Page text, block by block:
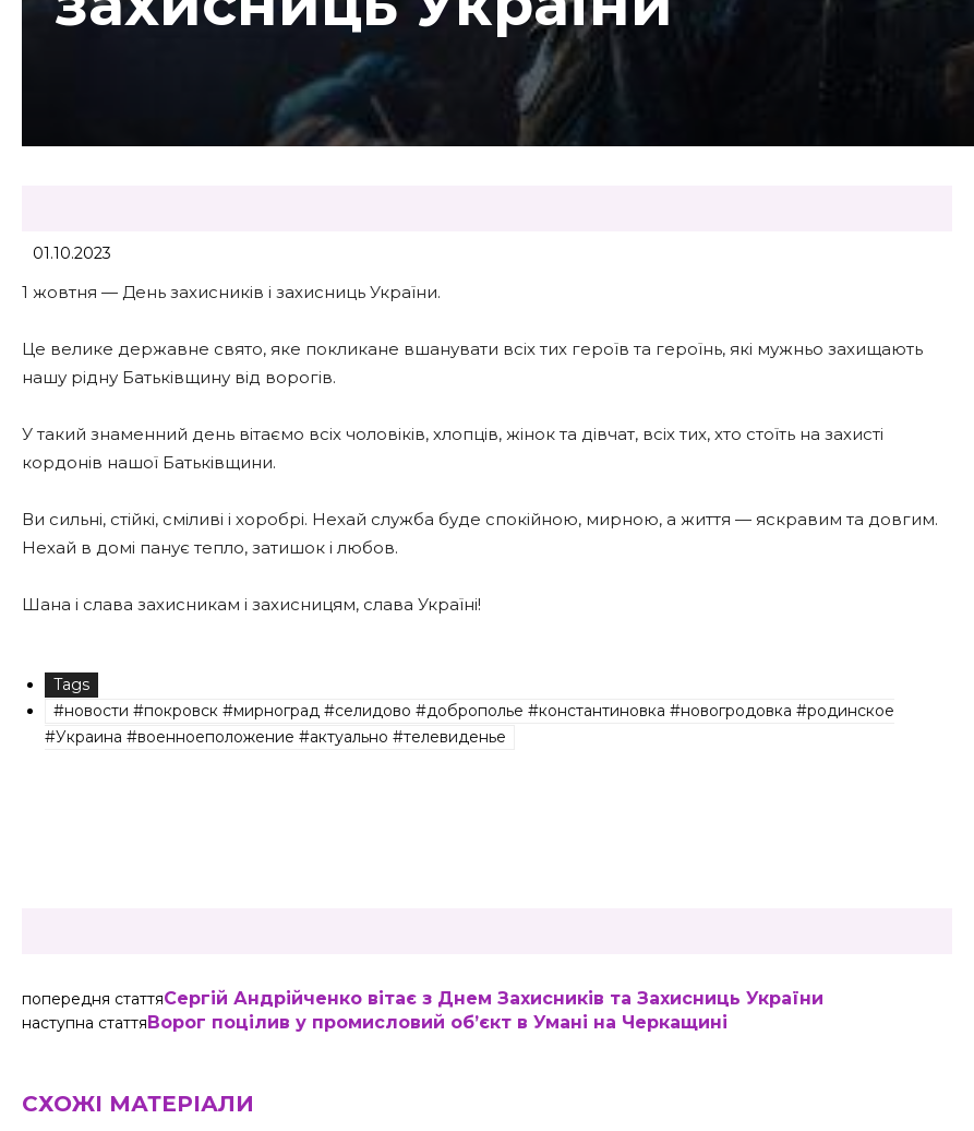
01.10.2023
1 жовтня — День захисників і захисниць України.
Це велике державне свято, яке покликане вшанувати всіх тих героїв та героїнь, які мужньо захищають
нашу рідну Батьківщину від ворогів.
У такий знаменний день вітаємо всіх чоловіків, хлопців, жінок та дівчат, всіх тих, хто стоїть на захисті
кордонів нашої Батьківщини.
Ви сильні, стійкі, сміливі і хоробрі. Нехай служба буде спокійною, мирною, а життя — яскравим та довгим.
Нехай в домі панує тепло, затишок і любов.
Шана і слава захисникам і захисницям, слава Україні!
Tags
#новости #покровск #мирноград #селидово #доброполье #константиновка #новогродовка #родинское
#Украина #военноеположение #актуально #телевиденье
попередня статтяСергій Андрійченко вітає з Днем Захисників та Захисниць України
наступна статтяВорог поцілив у промисловий обʼєкт в Умані на Черкащині
СХОЖІ МАТЕРІАЛИ